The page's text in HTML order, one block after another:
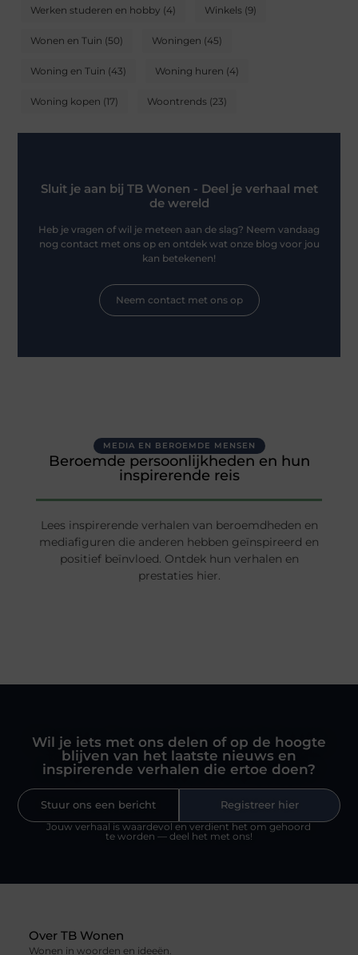
Werken studeren en hobby (4) Winkels (9)
Wonen en Tuin (50) Woningen (45)
Woning en Tuin (43) Woning huren (4)
Woning kopen (17) Woontrends (23)
Sluit je aan bij TB Wonen - Deel je verhaal met
de wereld
Heb je vragen of wil je meteen aan de slag? Neem vandaag
nog contact met ons op en ontdek wat onze blog voor jou
kan betekenen!
Neem contact met ons op
MEDIA EN BEROEMDE MENSEN
Beroemde persoonlijkheden en hun
inspirerende reis
Lees inspirerende verhalen van beroemdheden en
mediafiguren die anderen hebben geïnspireerd en
positief beïnvloed. Ontdek hun verhalen en
prestaties hier.
Wil je iets met ons delen of op de hoogte
blijven van het laatste nieuws en
inspirerende verhalen die ertoe doen?
Stuur ons een bericht
Registreer hier
Jouw verhaal is waardevol en verdient het om gehoord
te worden — deel het met ons!
Over TB Wonen
Wonen in woorden en ideeën.